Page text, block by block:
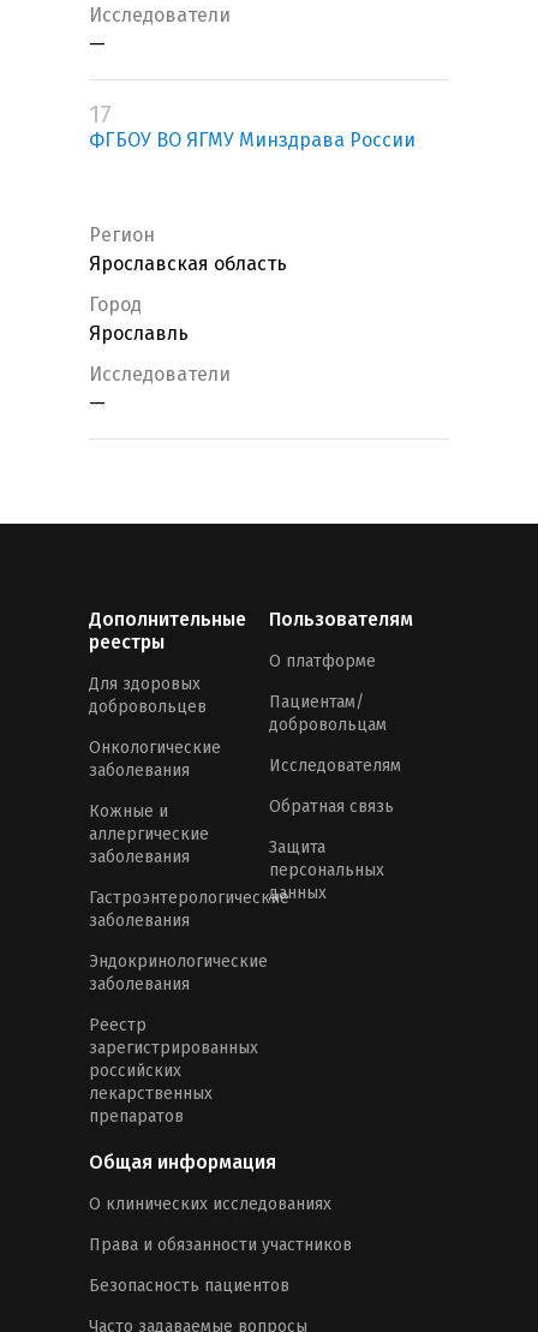
Исследователи
—
17
ФГБОУ ВО ЯГМУ Минздрава России
Регион
Ярославская область
Город
Ярославль
Исследователи
—
Дополнительные
реестры
Для здоровых
добровольцев
Онкологические
заболевания
Кожные и
аллергические
заболевания
Гастроэнтерологические
заболевания
Эндокринологические
заболевания
Реестр
зарегистрированных
российских
лекарственных
препаратов
Пользователям
О платформе
Пациентам/
добровольцам
Исследователям
Обратная связь
Защита
персональных
данных
Общая информация
О клинических исследованиях
Права и обязанности участников
Безопасность пациентов
Часто задаваемые вопросы